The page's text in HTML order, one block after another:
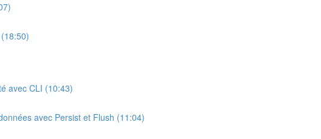
avec CLI (10:43)
avec Persist et Flush (11:04)